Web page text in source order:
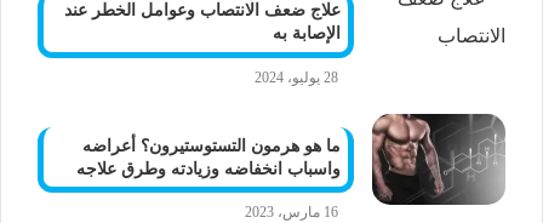
علاج ضعف الانتصاب وعوامل الخطر عند
الإصابة به
28 يوليو، 2024
ما هو هرمون التستوستيرون؟ أعراضه
واسباب انخفاضه وزيادته وطرق علاجه
16 مارس، 2023